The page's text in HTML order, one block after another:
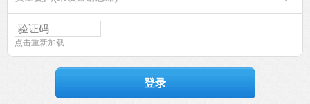
点击重新加载
登录